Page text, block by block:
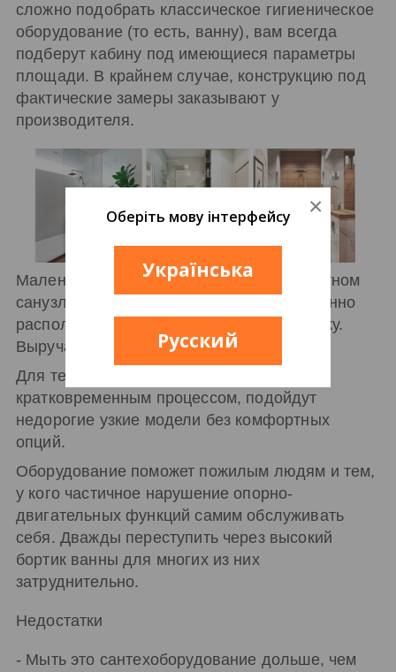
сложно подобрать классическое гигиеническое
оборудование (то есть, ванну), вам всегда
подберут кабину под имеющиеся параметры
площади. В крайнем случае, конструкцию под
фактические замеры заказывают у
производителя.
Маленькая площадь, особенно в совместном
санузле, иногда не позволяет одновременно
расположить ванну и стиральную машинку.
Выручает малогабаритная кабина.
Для тех, кто считает процедуру гигиены
кратковременным процессом, подойдут
недорогие узкие модели без комфортных
опций.
Оборудование поможет пожилым людям и тем,
у кого частичное нарушение опорно-
двигательных функций самим обслуживать
себя. Дважды переступить через высокий
бортик ванны для многих из них
затруднительно.
Недостатки
- Мыть это сантехоборудование дольше, чем
×
Оберіть мову інтерфейсу
Українська
Русский